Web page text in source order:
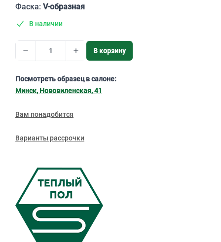
Фаска: V-образная
В наличии
В корзину
Посмотреть образец в салоне:
Минск, Нововиленская, 41
Вам понадобится
Варианты рассрочки